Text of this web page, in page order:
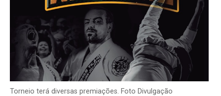
Torneio terá diversas premiações. Foto Divulgação